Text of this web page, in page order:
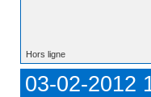
Hors ligne
03-02-2012